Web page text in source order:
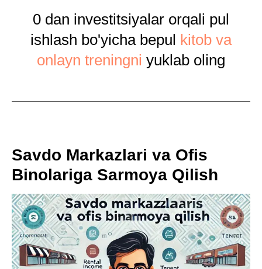
0 dan investitsiyalar orqali pul
ishlash bo'yicha bepul kitob va
onlayn treningni yuklab oling
Savdo Markazlari va Ofis
Binolariga Sarmoya Qilish